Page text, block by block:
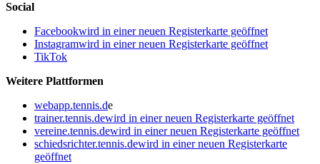
Social
Facebookwird in einer neuen Registerkarte geöffnet
Instagramwird in einer neuen Registerkarte geöffnet
TikTok
Weitere Plattformen
webapp.tennis.de
trainer.tennis.dewird in einer neuen Registerkarte geöffnet
vereine.tennis.dewird in einer neuen Registerkarte geöffnet
schiedsrichter.tennis.dewird in einer neuen Registerkarte
geöffnet